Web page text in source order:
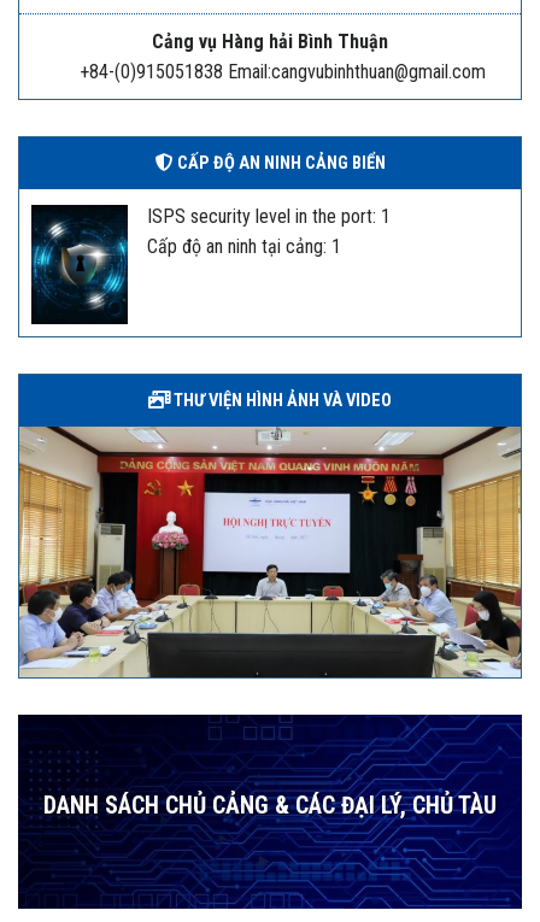
Cảng vụ Hàng hải Bình Thuận
+84-(0)915051838 Email:cangvubinhthuan@gmail.com
CẤP ĐỘ AN NINH CẢNG BIỂN
ISPS security level in the port: 1
Cấp độ an ninh tại cảng: 1
THƯ VIỆN HÌNH ẢNH VÀ VIDEO
DANH SÁCH CHỦ CẢNG & CÁC ĐẠI LÝ, CHỦ TÀU